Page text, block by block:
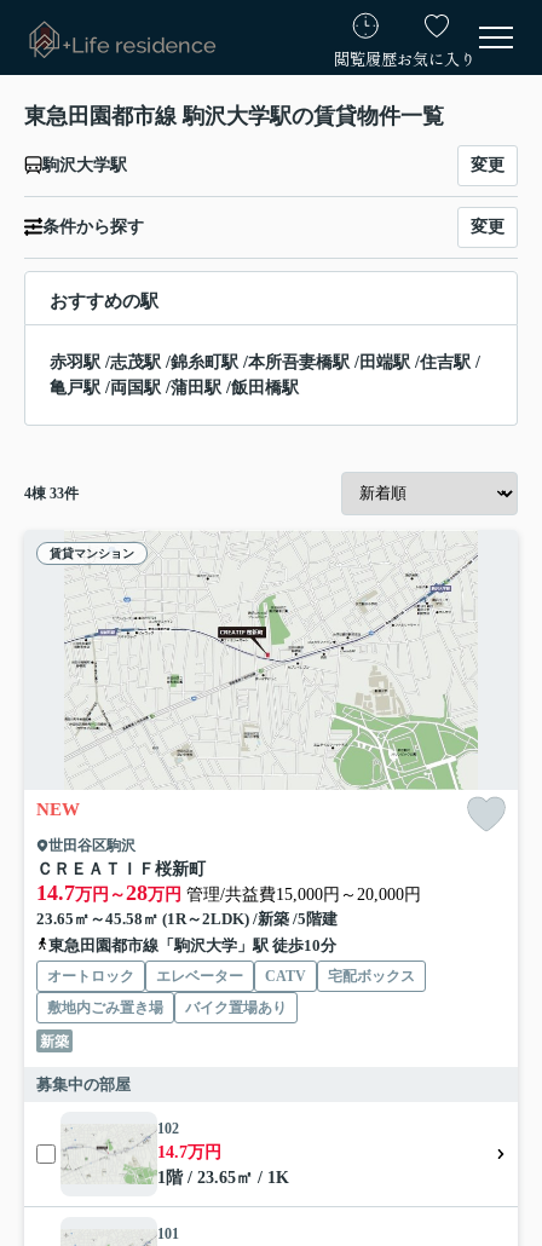
閲覧履歴お気に入り
東急田園都市線 駒沢大学駅の賃貸物件一覧
駒沢大学駅 変更
条件から探す 変更
おすすめの駅
赤羽駅 /志茂駅 /錦糸町駅 /本所吾妻橋駅 /田端駅 /住吉駅 /
亀戸駅 /両国駅 /蒲田駅 /飯田橋駅
4棟 33件
賃貸マンション
NEW
世田谷区駒沢
ＣＲＥＡＴＩＦ桜新町
14.7万円～28万円 管理/共益費15,000円～20,000円
23.65㎡～45.58㎡ (1R～2LDK) /新築 /5階建
東急田園都市線「駒沢大学」駅 徒歩10分
オートロック エレベーター CATV
宅配ボックス
敷地内ごみ置き場
バイク置場あり
新築
募集中の部屋
102
14.7万円
1階 / 23.65㎡ / 1K
101